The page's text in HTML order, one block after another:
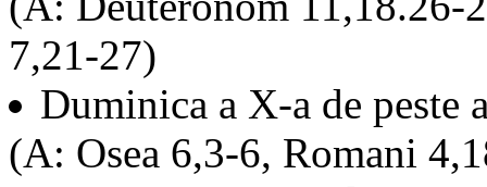
7,21-27)
Duminica a X-a de peste
(A: Osea 6,3-6, Romani